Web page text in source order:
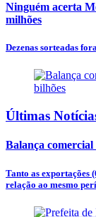
Ninguém acerta
milhões
Dezenas sorteadas
Últimas
Balança
Tanto as exportações
relação ao mesmo